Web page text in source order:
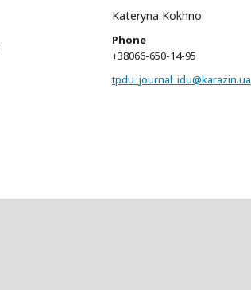
Kateryna Kokhno
Phone
+38066-650-14-95
tpdu_journal_idu@karazin.ua